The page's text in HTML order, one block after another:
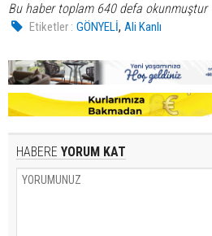
Bu haber toplam 640 defa okunmuştur
Etiketler : GÖNYELİ,Ali Kanlı
HABERE YORUM KAT